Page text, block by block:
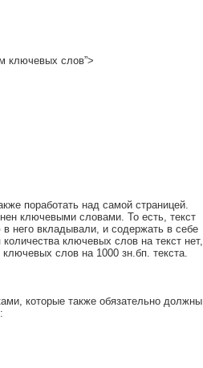
ключевых слов”>
поработать над самой страницей.
ключевыми словами. То есть, текст
него вкладывали, и содержать в себе
ключевых слов на текст нет,
слов на 1000 зн.бп. текста.
которые также обязательно должны